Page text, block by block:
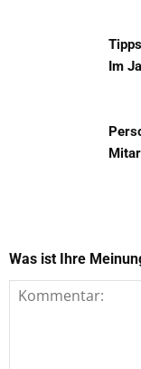
Im
Was ist Ihre